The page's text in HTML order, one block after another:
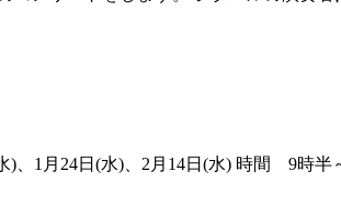
)、1月24日(水)、2月14日(水) 時間 9時